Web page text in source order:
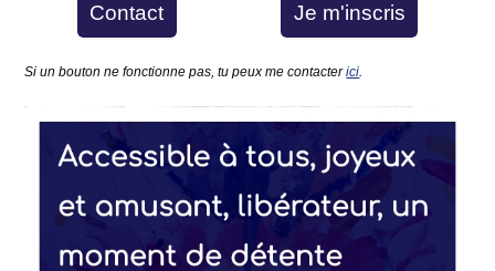
Contact Je m'inscris
Si un bouton ne fonctionne pas, tu peux me contacterici.